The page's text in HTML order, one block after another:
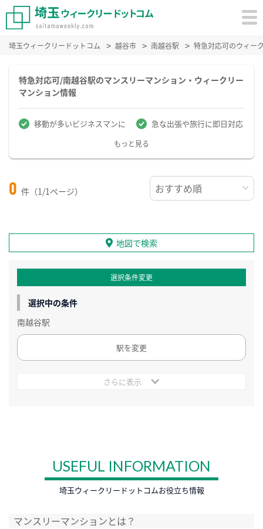
埼玉ウィークリードットコム 越谷市 南越谷駅 特急対応可のウィー
特急対応可/南越谷駅のマンスリーマンション・ウィークリー
マンション情報
移動が多いビジネスマンに 急な出張や旅行に即日対応
もっと見る
0 件（1/1ページ）
地図で検索
選択条件変更
選択中の条件
南越谷駅
駅を変更
さらに表示
USEFUL INFORMATION
埼玉ウィークリードットコムお役立ち情報
マンスリーマンションとは？